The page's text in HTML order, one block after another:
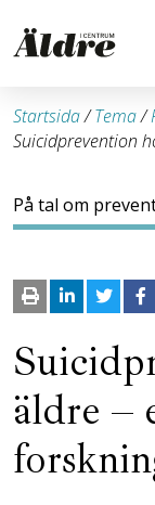
Startsida/Tema/
Suicidprevention
På tal om
äldre –